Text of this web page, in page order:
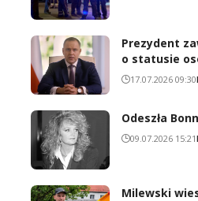
Prezydent
o statusie
17.07.2026 09:30
Odeszła
09.07.2026 15:21
Milewski